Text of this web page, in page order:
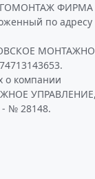
ФИРМА
по адресу
о компании
УПРАВЛЕНИЕ,
№ 28148.